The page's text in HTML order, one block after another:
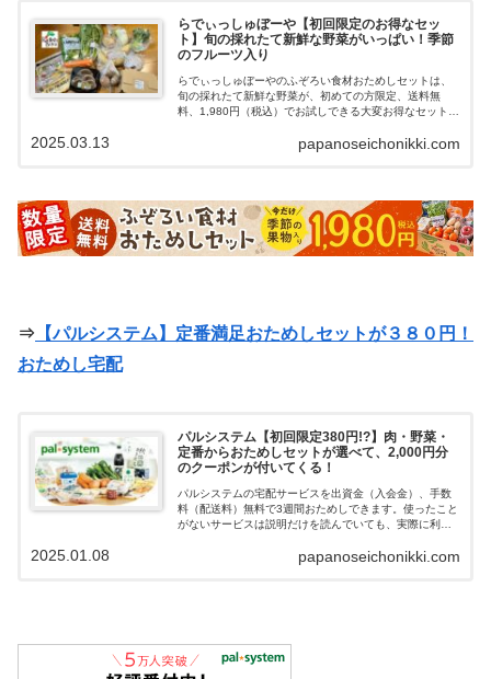
らでぃっしゅぼーや【初回限定のお得なセッ
ト】旬の採れたて新鮮な野菜がいっぱい！季節
のフルーツ入り
らでぃっしゅぼーやのふぞろい食材おためしセットは、
旬の採れたて新鮮な野菜が、初めての方限定、送料無
料、1,980円（税込）でお試しできる大変お得なセットで
大量の野菜・フルーツを1,980円で手に入れることができ
なく、また電話がかかってくるようなしつこい勧誘はな
いので、気軽に安心してお試しできます。らでぃっしゅ
ぼーやのふぞろい食材おためしセットがお得なので紹介
していきます。
papanoseichonikki.com
2025.03.13
⇒ 【パルシステム】定番満足おためしセットが３８０円！
おためし宅配
パルシステム【初回限定380円!?】肉・野菜・
定番からおためしセットが選べて、2,000円分
のクーポンが付いてくる！
パルシステムの宅配サービスを出資金（入会金）、手数
料（配送料）無料で3週間おためしできます。使ったこと
がないサービスは説明だけを読んでいても、実際に利用
トは、最大3,000円相当のセットが380円で注文できる特
papanoseichonikki.com
2025.01.08